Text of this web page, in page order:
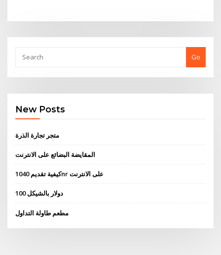
Go
New Posts
متجر تجارة الذرة
المقايضة البضائع على الانترنت
كيفية تقديم 1040nr على الانترنت
100 دولار بالشيكل
مطعم طاولة التداول